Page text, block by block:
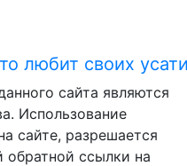
любит своих
сайта являются
Использование
сайте, разрешается
ссылки на